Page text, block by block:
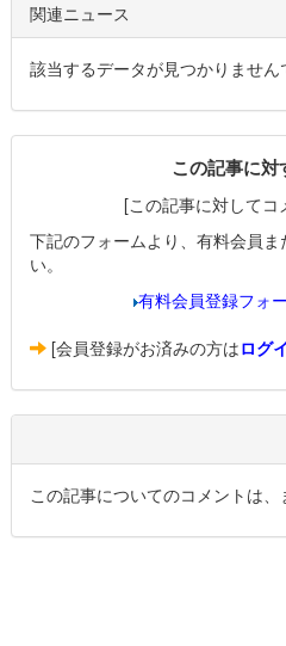
関連ニュース
該当するデータが見つかりません
この記事に
[この記事に対してコ
下記のフォームより、有料会員
い。
有料会員登録フォ
[会員登録がお済みの方はログ
この記事についてのコメントは、